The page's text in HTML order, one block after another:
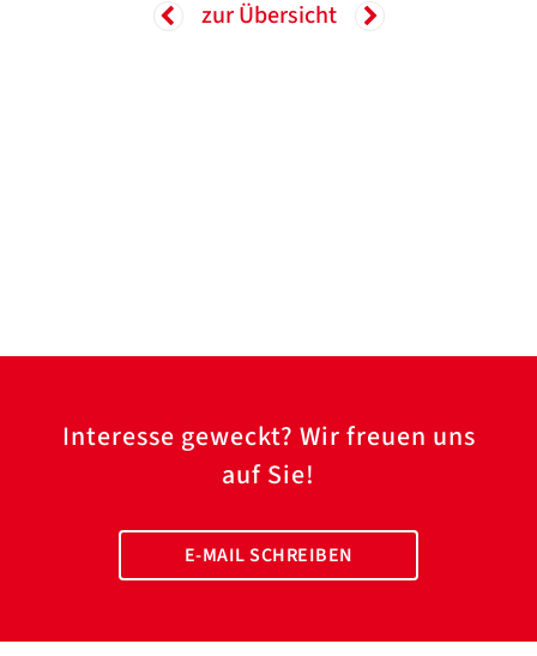
zur Übersicht
Interesse geweckt? Wir freuen uns
auf Sie!
E-MAIL SCHREIBEN